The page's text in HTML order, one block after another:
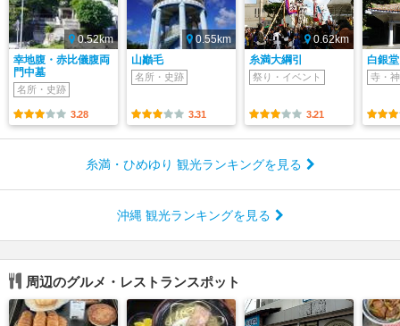
0.52km
幸地腹・赤比儀腹両
門中墓
名所・史跡
3.28
0.55km
山巓毛
名所・史跡
3.31
0.62km
糸満大綱引
祭り・イベント
3.21
白銀堂
寺・
糸満・ひめゆり 観光ランキングを見る
沖縄 観光ランキングを見る
周辺のグルメ・レストランスポット